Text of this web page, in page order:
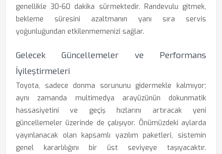
genellikle 30-60 dakika sürmektedir. Randevulu gitmek,
bekleme süresini azaltmanın yanı sıra servis
yoğunluğundan etkilenmemenizi sağlar.
Gelecek Güncellemeler ve Performans
İyileştirmeleri
Toyota, sadece donma sorununu gidermekle kalmıyor;
aynı zamanda multimedya arayüzünün dokunmatik
hassasiyetini ve geçiş hızlarını artıracak yeni
güncellemeler üzerinde de çalışıyor. Önümüzdeki aylarda
yayınlanacak olan kapsamlı yazılım paketleri, sistemin
genel kararlılığını bir üst seviyeye taşıyacaktır.